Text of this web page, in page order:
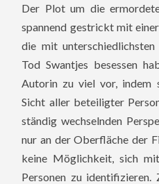
Der Plot um die
spannend gestrickt mit
die mit
Tod Swantjes besessen
Autorin zu viel vor, indem
Sicht aller beteiligter
ständig wechselnden
nur an der Oberfläche der
keine Möglichkeit, sich
Personen zu identifizieren.